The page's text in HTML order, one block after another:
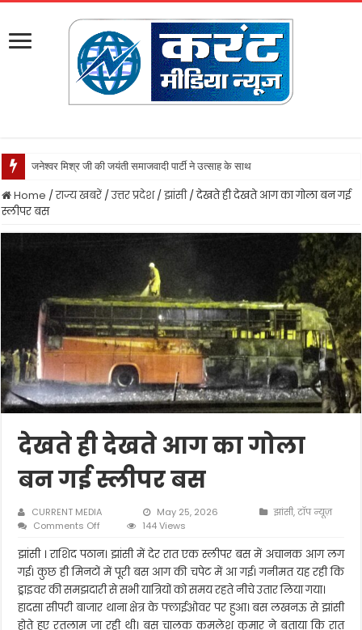
जनेश्वर मिश्र जी की जयंती समाजवादी पार्टी ने उत्साह के साथ मनायी
Home / राज्य खबरें / उत्तर प्रदेश/ झांसी/ देखते ही देखते आग का गोला बन गई
स्लीपर बस
देखते ही देखते आग का गोला
बन गई स्लीपर बस
CURRENT MEDIA May 25, 2026 झांसी,टॉप न्यूज़
Comments Off
ही
देखते
आग
का
गोला
बन
144 Views
झांसी । राशिद पठान। झांसी में देर रात एक स्लीपर बस में अचानक आग लग
गई। कुछ ही मिनटों में पूरी बस आग की चपेट में आ गई। गनीमत यह रही कि
ड्राइवर की समझदारी से सभी यात्रियों को समय रहते नीचे उतार लिया गया।
हादसा सीपरी बाजार थाना क्षेत्र के फ्लाईओवर पर हुआ। बस लखनऊ से झांसी
होते हुए रतलाम जा रही थी। बस चालक कमलेश कुमार ने बताया कि रात